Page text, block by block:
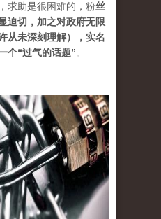
求助是很困难的，粉丝
迫切，加之对政府无限
从未深刻理解），实名
个“过气的话题”。